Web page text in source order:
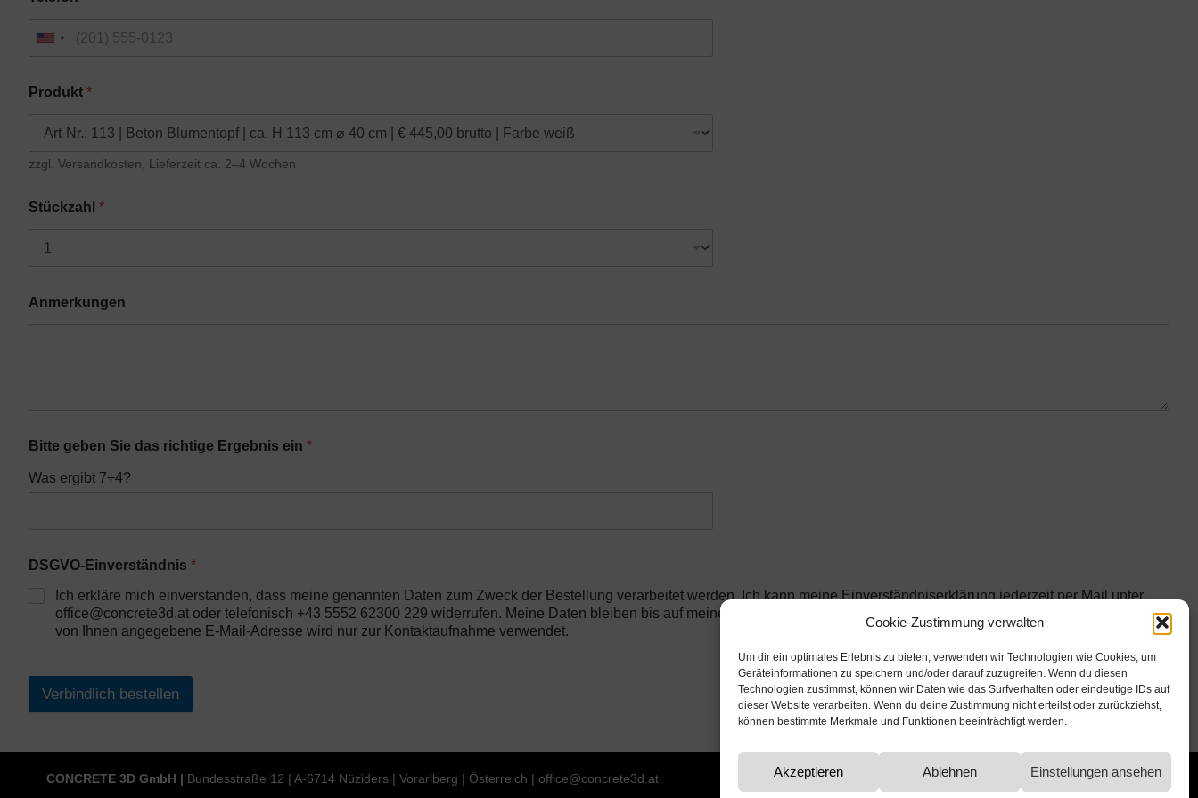
Cookie-Zustimmung verwalten
Um dir ein optimales Erlebnis zu bieten, verwenden wir Technologien wie Cookies, um
Geräteinformationen zu speichern und/oder darauf zuzugreifen. Wenn du diesen
Technologien zustimmst, können wir Daten wie das Surfverhalten oder eindeutige IDs auf
dieser Website verarbeiten. Wenn du deine Zustimmung nicht erteilst oder zurückziehst,
können bestimmte Merkmale und Funktionen beeinträchtigt werden.
Akzeptieren Ablehnen Einstellungen ansehen
Produkt *
zzgl. Versandkosten, Lieferzeit ca. 2–4 Wochen
Stückzahl *
Anmerkungen
Bitte geben Sie das richtige Ergebnis ein *
Was ergibt 7+4?
DSGVO-Einverständnis *
Ich erkläre mich einverstanden, dass meine genannten Daten zum Zweck der Bestellung verarbeitet werden. Ich kann meine Einverständniserklärung jederzeit per Mail unter
office@concrete3d.at oder telefonisch +43 5552 62300 229 widerrufen. Meine Daten bleiben bis auf meinen Wiederruf gespeichert, um meine Bestellung nachzuvollziehen. Die
von Ihnen angegebene E-Mail-Adresse wird nur zur Kontaktaufnahme verwendet.
Verbindlich bestellen
CONCRETE 3D GmbH | Bundesstraße 12 | A-6714 Nüziders | Vorarlberg | Österreich | office@concrete3d.at